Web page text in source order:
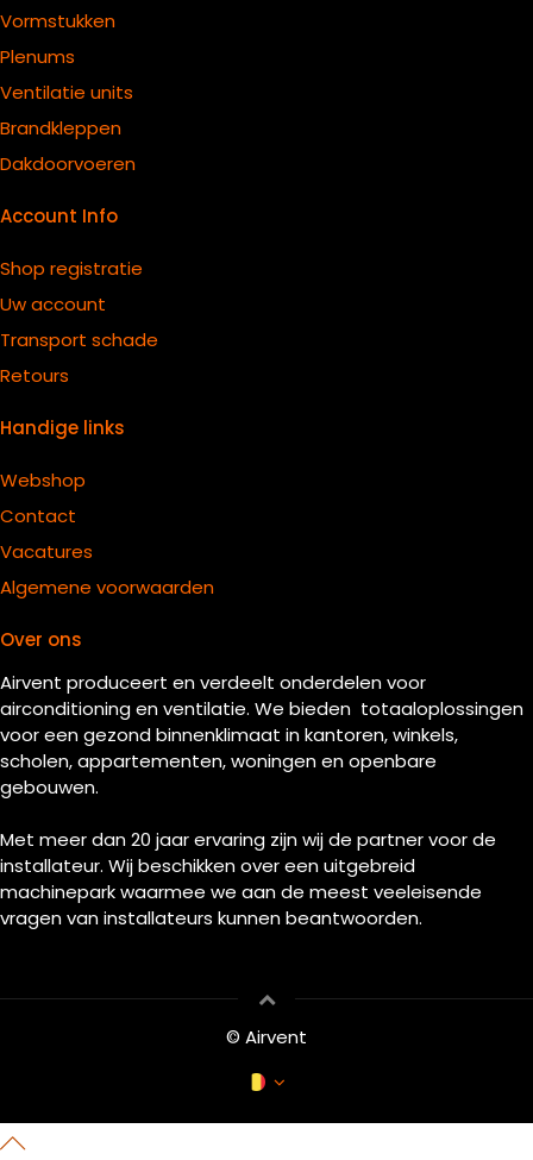
Vormstukken
Plenums
Ventilatie units
Brandkleppen
Dakdoorvoeren
Account Info
Shop registratie
Uw account
Transport schade
Retours
Handige links
Webshop
Contact
Vacatures
Algemene voorwaarden
Over ons
Airvent produceert en verdeelt onderdelen voor
airconditioning en ventilatie. We bieden totaaloplossingen
voor een gezond binnenklimaat in kantoren, winkels,
scholen, appartementen, woningen en openbare
gebouwen.
Met meer dan 20 jaar ervaring zijn wij de partner voor de
installateur. Wij beschikken over een uitgebreid
machinepark waarmee we aan de meest veeleisende
vragen van installateurs kunnen beantwoorden.
© Airvent